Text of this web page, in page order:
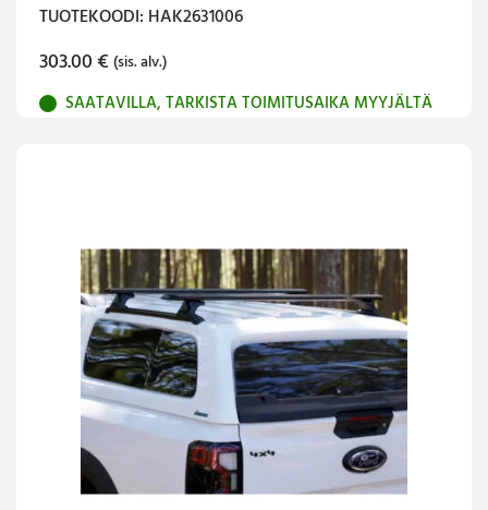
TUOTEKOODI: HAK2631006
303.00€ (sis. alv.)
SAATAVILLA, TARKISTA TOIMITUSAIKA MYYJÄLTÄ